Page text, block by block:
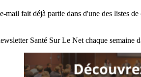
mail fait déjà partie dans d'une des listes
Santé Sur Le Net chaque semaine